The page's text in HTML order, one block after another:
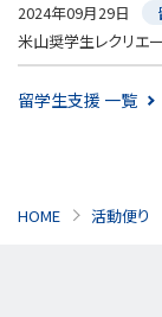
2024年09月29日
米山奨学生レクリエ
留学生支援 一覧
HOME 活動便り